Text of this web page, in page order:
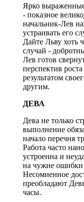
Ярко
- показное
начальник-Лев
устраивать его
Дайте Льву хоть
случай -
Лев готов
перспектив
результатом
другим.
ДЕВА
Дева не только
выполнение
начало перечня
Работа часто
устроенна и
на чужие ошибки
Несомненное
преобладают
часы.